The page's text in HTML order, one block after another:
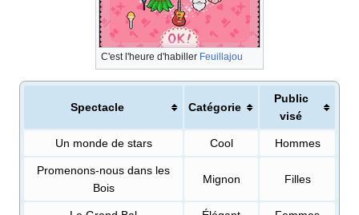
C'est l'heure d'habiller Feuillajou
Spectacle Catégorie
Public
visé
Un monde de stars Cool Hommes
Promenons-nous dans les
Bois
Mignon Filles